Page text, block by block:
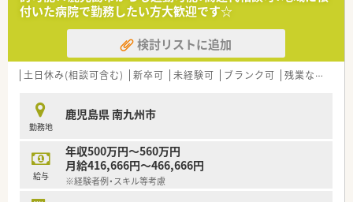
付いた病院で勤務したい方大歓迎です☆
検討リストに追加
土日休み(相談可含む) 新卒可 未経験可 ブランク可 残業なし(ほぼなし含む)
勤務地
鹿児島県 南九州市
給与
年収500万円～560万円
月給416,666円～466,666円
※経験者例・スキル等考慮